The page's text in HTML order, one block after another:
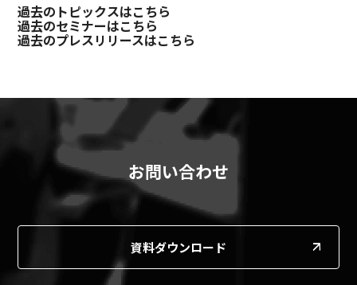
過去のトピックスはこちら
過去のセミナーはこちら
過去のプレスリリースはこちら
お問い合わせ
資料ダウンロード